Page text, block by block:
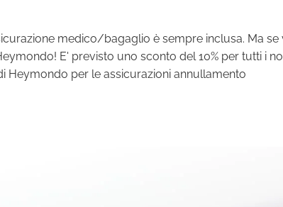
medico/bagaglio è sempre inclusa. Ma
E' previsto uno sconto del 10% per tutti i
Heymondo per le assicurazioni annullamento